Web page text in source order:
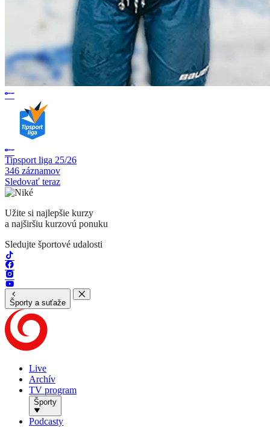
Tipsport liga 25/26
346 záznamov
Sledovať teraz
Užite si najlepšie kurzy
a najširšiu kurzovú ponuku
Sledujte športové udalosti
Športy a suťaže
Live
Archív
TV program
Športy
Podcasty